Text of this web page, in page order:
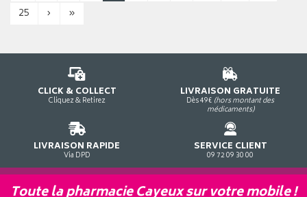
25
› »
CLICK & COLLECT
Cliquez & Retirez
LIVRAISON GRATUITE
Dès 49€ (hors montant des
médicaments)
LIVRAISON RAPIDE
Via DPD
SERVICE CLIENT
09 72 09 30 00